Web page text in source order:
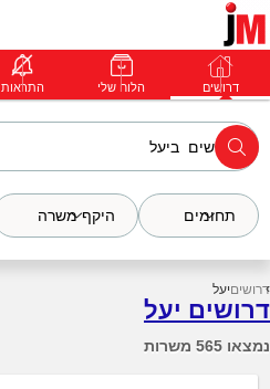
דרושים פרופילים הודעות דרושים הלוח שלי התראות
תחומים היקף משרה
דרושיםיעל
דרושים יעל
נמצאו 565 משרות